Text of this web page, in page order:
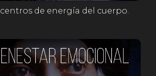
centros de energía del cuerpo.